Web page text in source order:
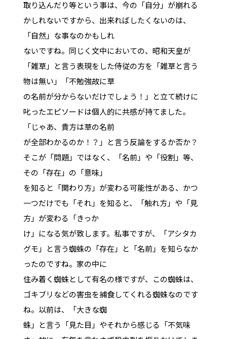
取り込んだり等という事は、今の「自分」が崩れる
かしれないですから、出来ればしたくないのは、
「自然」な事なのかもしれ
ないですね。同じく文中においての、昭和天皇が
「雑草」と言う表現をした侍従の方を「雑草と言う
物は無い」「不勉強故に草
の名前が分からないだけでしょう！」と立て続けに
叱ったエピソードは個人的に共感が持てました。
「じゃあ、貴方は草の名前
が全部わかるのか！？」と言う反論をするか否か？
そこが「問題」ではなく、「名前」や「役割」等、
その「存在」の「意味」
を知ると「関わり方」が変わる可能性がある、かつ
一つだけでも「それ」を知ると、「触れ方」や「見
方」が変わる「きっか
け」になる気が致します。私事ですが、「アシタカ
グモ」と言う蜘蛛の「存在」と「名前」を知らなか
ったのですね。家の中に
住み着く蜘蛛として有名の様ですが、この蜘蛛は、
ゴキブリなどの害虫を捕食してくれる蜘蛛なのです
ね。以前は、「大きな蜘
蛛」と言う「見た目」やそれから感じる「不気味